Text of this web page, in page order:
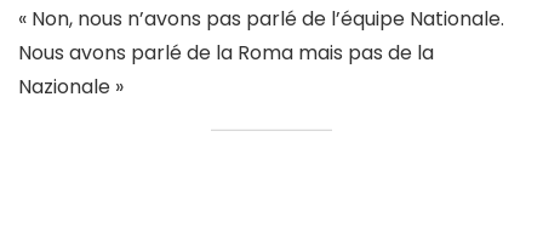
« Non, nous n’avons pas parlé de l’équipe Nationale.
Nous avons parlé de la Roma mais pas de la
Nazionale »